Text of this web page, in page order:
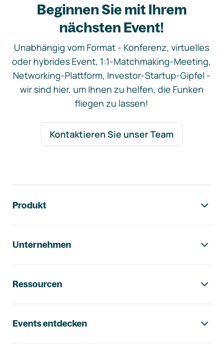
Beginnen Sie mit Ihrem
nächsten Event!
Unabhängig vom Format - Konferenz, virtuelles
oder hybrides Event, 1:1-Matchmaking-Meeting,
Networking-Plattform, Investor-Startup-Gipfel -
wir sind hier, um Ihnen zu helfen, die Funken
fliegen zu lassen!
Kontaktieren Sie unser Team
Produkt
Unternehmen
Ressourcen
Events entdecken